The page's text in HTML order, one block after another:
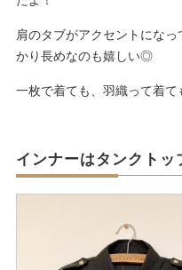
肩のタブがアクセントにな
かり長めなのも嬉しい◎
一枚で着ても、羽織って着て
インナーはタンクトッ